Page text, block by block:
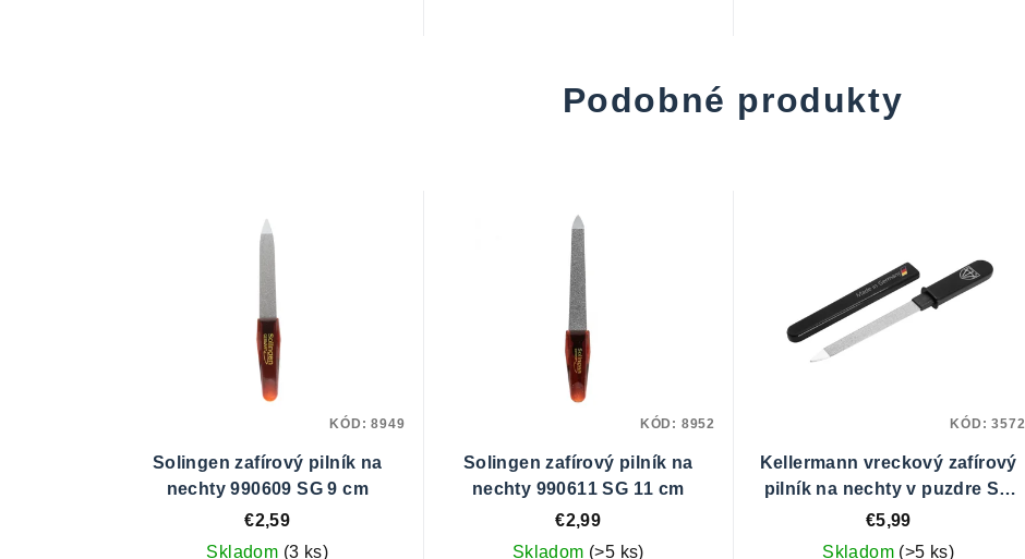
Podobné produkty
Solingen zafírový pilník na
nechty 990609 SG 9 cm
€2,59
Skladom (3 ks)
KÓD:8949
Solingen zafírový pilník na
nechty 990611 SG 11 cm
€2,99
Skladom (>5 ks)
KÓD: 8952
Kellermann vreckový zafírový
pilník na nechty v puzdre SB
4825 čierny
€5,99
Skladom (>5 ks)
KÓD:3572